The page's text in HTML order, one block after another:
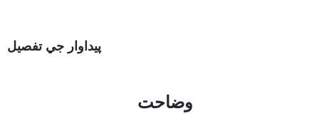
پيداوار جي تفصيل
وضاحت